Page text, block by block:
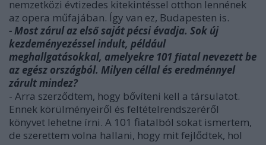
nemzetközi évtizedes kitekintéssel otthon lennének
az opera műfajában. Így van ez, Budapesten is.
- Most zárul az első saját pécsi évadja. Sok új
kezdeményezéssel indult, például
meghallgatásokkal, amelyekre 101 fiatal nevezett be
az egész országból. Milyen céllal és eredménnyel
zárult mindez?
- Arra szerződtem, hogy bővíteni kell a társulatot.
Ennek körülményeiről és feltételrendszeréről
könyvet lehetne írni. A 101 fiatalból sokat ismertem,
de szerettem volna hallani, hogy mit fejlődtek, hol